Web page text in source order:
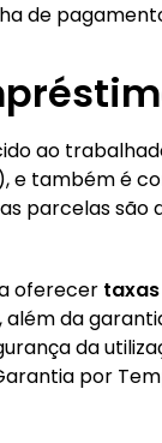
de
ao
e também é
as parcelas
oferecer
além da
da
por